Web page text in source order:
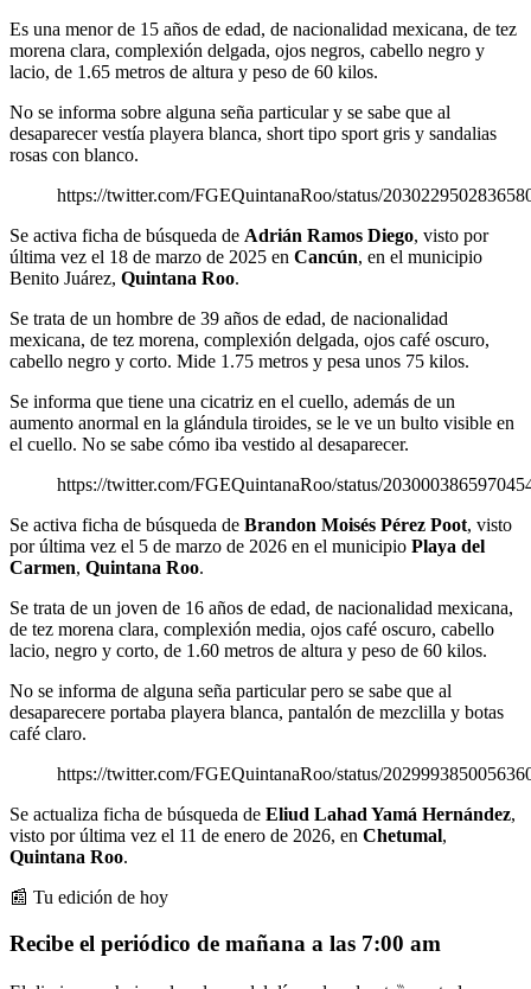
Es una menor de 15 años de edad, de nacionalidad mexicana, de tez
morena clara, complexión delgada, ojos negros, cabello negro y
lacio, de 1.65 metros de altura y peso de 60 kilos.
No se informa sobre alguna seña particular y se sabe que al
desaparecer vestía playera blanca, short tipo sport gris y sandalias
rosas con blanco.
https://twitter.com/FGEQuintanaRoo/status/
Se activa ficha de búsqueda de Adrián Ramos Diego, visto por
última vez el 18 de marzo de 2025 en Cancún, en el municipio
Benito Juárez, Quintana Roo.
Se trata de un hombre de 39 años de edad, de nacionalidad
mexicana, de tez morena, complexión delgada, ojos café oscuro,
cabello negro y corto. Mide 1.75 metros y pesa unos 75 kilos.
Se informa que tiene una cicatriz en el cuello, además de un
aumento anormal en la glándula tiroides, se le ve un bulto visible en
el cuello. No se sabe cómo iba vestido al desaparecer.
https://twitter.com/FGEQuintanaRoo/status/
Se activa ficha de búsqueda de Brandon Moisés Pérez Poot, visto
por última vez el 5 de marzo de 2026 en el municipio Playa del
Carmen, Quintana Roo.
Se trata de un joven de 16 años de edad, de nacionalidad mexicana,
de tez morena clara, complexión media, ojos café oscuro, cabello
lacio, negro y corto, de 1.60 metros de altura y peso de 60 kilos.
No se informa de alguna seña particular pero se sabe que al
desaparecere portaba playera blanca, pantalón de mezclilla y botas
café claro.
https://twitter.com/FGEQuintanaRoo/status/
Se actualiza ficha de búsqueda de Eliud Lahad Yamá Hernández,
visto por última vez el 11 de enero de 2026, en Chetumal,
Quintana Roo.
📰 Tu edición de hoy
Recibe el periódico de mañana a las 7:00 am